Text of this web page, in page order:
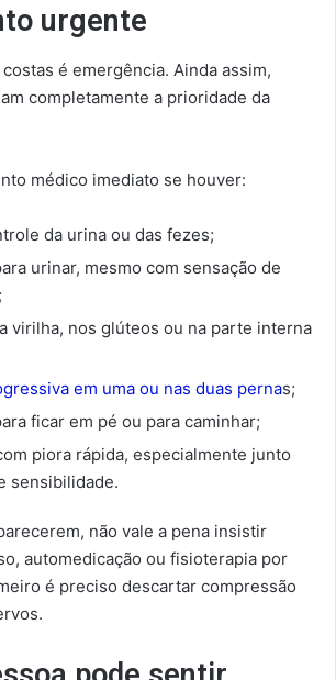
urgente
é emergência. Ainda assim,
completamente a prioridade da
médico imediato se houver:
da urina ou das fezes;
urinar, mesmo com sensação de
virilha, nos glúteos ou na parte interna
em uma ou nas duas pernas;
ficar em pé ou para caminhar;
piora rápida, especialmente junto
sensibilidade.
não vale a pena insistir
automedicação ou fisioterapia por
é preciso descartar compressão